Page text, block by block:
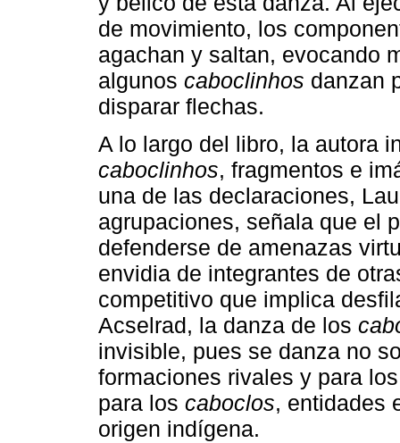
de movimiento, los
agachan y saltan, evocando
algunos caboclinhos danzan
disparar flechas.
A lo largo del libro, la autora
caboclinhos, fragmentos e
una de las declaraciones,
agrupaciones, señala que el
defenderse de amenazas
envidia de integrantes de
competitivo que implica
Acselrad, la danza de los
invisible, pues se danza no
formaciones rivales y para
para los caboclos, entidades
origen indígena.